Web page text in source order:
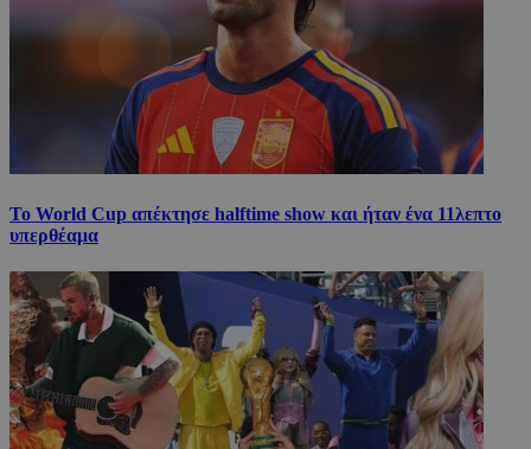
Το World Cup απέκτησε halftime show και ήταν ένα 11λεπτο
υπερθέαμα